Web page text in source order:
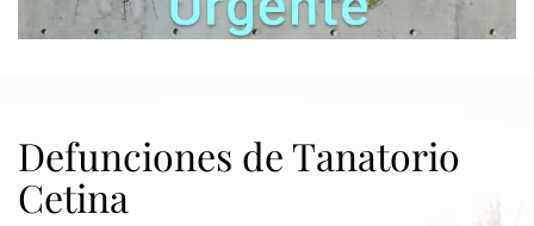
Defunciones de Tanatorio
Cetina